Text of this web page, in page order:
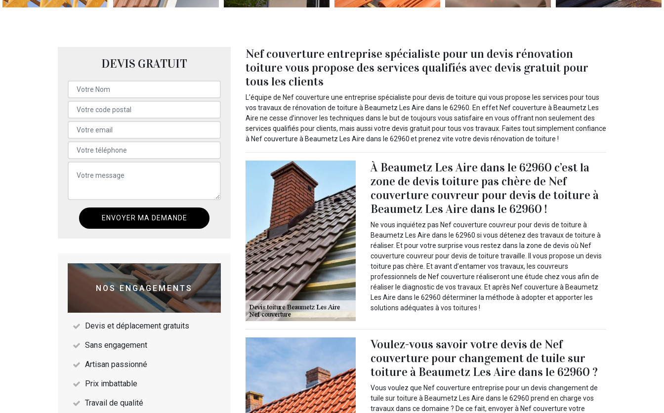
DEVIS GRATUIT
NOS ENGAGEMENTS
Devis et déplacement gratuits
Sans engagement
Artisan passionné
Prix imbattable
Travail de qualité
Nef couverture entreprise spécialiste pour un devis rénovation
toiture vous propose des services qualifiés avec devis gratuit pour
tous les clients
L’équipe de Nef couverture une entreprise spécialiste pour devis de toiture qui vous propose les services pour tous
vos travaux de rénovation de toiture à Beaumetz Les Aire dans le 62960. En effet Nef couverture à Beaumetz Les
Aire ne cesse d’innover les techniques dans le but de toujours vous satisfaire en vous offrant non seulement des
services qualifiés pour clients, mais aussi votre devis gratuit pour tous vos travaux. Faites tout simplement confiance
à Nef couverture à Beaumetz Les Aire dans le 62960 et prenez vite votre devis rénovation de toiture !
À Beaumetz Les Aire dans le 62960 c’est la
zone de devis toiture pas chère de Nef
couverture couvreur pour devis de toiture à
Beaumetz Les Aire dans le 62960 !
Ne vous inquiétez pas Nef couverture couvreur pour devis de toiture à
Beaumetz Les Aire dans le 62960 si vous détenez des travaux de toiture à
réaliser. Et pour votre surprise vous restez dans la zone de devis où Nef
couverture couvreur pour devis de toiture travaille. Il vous propose un devis
toiture pas chère. Et avant d’entamer vos travaux, les couvreurs
professionnels de Nef couverture réaliseront une étude chez vous afin de
réaliser le diagnostic de vos travaux. Et après Nef couverture à Beaumetz
Les Aire dans le 62960 déterminer la méthode à adopter et apporter les
solutions adéquates à vos toitures !
Voulez-vous savoir votre devis de Nef
couverture pour changement de tuile sur
toiture à Beaumetz Les Aire dans le 62960 ?
Vous voulez que Nef couverture entreprise pour un devis changement de
tuile sur toiture à Beaumetz Les Aire dans le 62960 prend en charge vos
travaux dans ce domaine ? De ce fait, envoyer à Nef couverture votre